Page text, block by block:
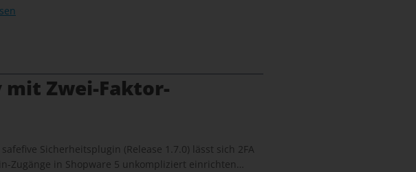
mit Zwei-Faktor-
Sicherheitsplugin (Release 1.7.0) lässt sich 2FA
Zugänge in Shopware 5 unkompliziert einrichten…